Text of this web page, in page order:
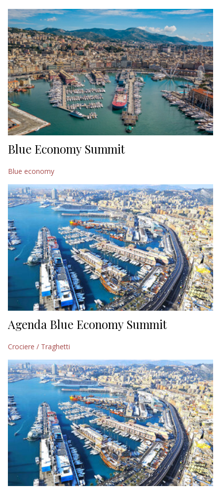
Blue Economy Summit
Blue economy
Agenda Blue Economy Summit
Crociere / Traghetti